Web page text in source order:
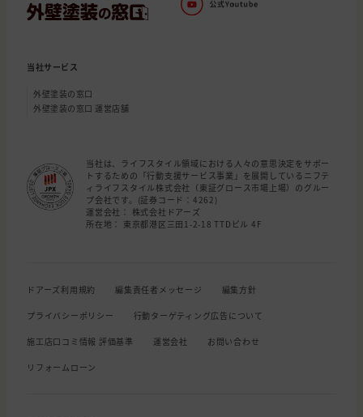
当社サービス
外壁塗装の窓口
外壁塗装の窓口 運営店舗
当社は、ライフスタイル領域における人々の意思決定をサポー
トするための「行動支援サービス事業」を展開しているニフテ
ィライフスタイル株式会社（東証グロース市場上場）のグルー
プ会社です。(証券コード：4262)
運営会社： 株式会社ドアーズ
所在地： 東京都港区三田1-2-18 TTDビル 4F
ドアーズ利用規約 編集責任者メッセージ 編集方針
プライバシーポリシー 行動ターゲティング広告について
施工店口コミ情報 評価基準 運営会社 お問い合わせ
リフォームローン